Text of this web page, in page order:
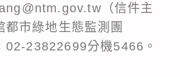
（信件主
都市綠地生態監測團
02-23822699分機5466。